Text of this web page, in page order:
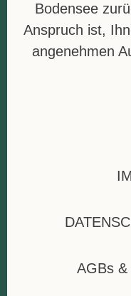
Bodensee
Anspruch ist,
angenehmen
AGBs &